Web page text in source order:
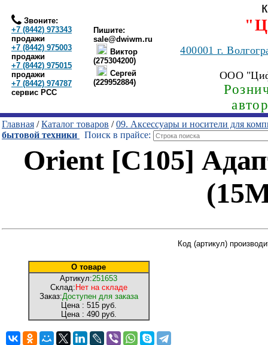
Звоните:
+7 (8442) 973343
продажи
+7 (8442) 975003
продажи
+7 (8442) 975015
продажи
+7 (8442) 974787
сервис РСС
Пишите:
sale@dwiwm.ru
Виктор
(275304200)
Сергей
(229952884)
400001г.
ООО
Главная /Каталог товаров /09. Аксессуары и носители для
бытовой техники
Поиск в прайсе:
Orient [C105]
О товаре
Артикул:251653
Склад: Нет на складе
Заказ:Доступен для заказа
Цена : 515 руб.
Цена : 490 руб.
Код (артикул)